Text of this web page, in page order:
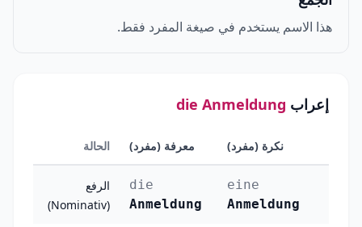
هذا الاسم يستخدم في صيغة المفرد فقط.
إعراب die Anmeldung
الحالة معرفة (مفرد) نكرة (مفرد)
الرفع
(Nominativ)
die
Anmeldung
eine
Anmeldung